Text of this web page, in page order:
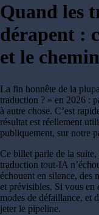
Quand les
dérapent :
et le
La fin honnête de la
traduction ? » en 2026 :
à autre chose. C’est
résultat est réellement
publiquement, sur notre
Ce billet parle de la
traduction tout-IA
échouent en silence, des
et prévisibles. Si vous
modes de défaillance, et
jeter le pipeline.